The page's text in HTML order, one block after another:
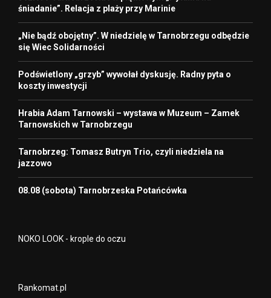
śniadanie”. Relacja z plaży przy Marinie
„Nie bądź obojętny”. W niedzielę w Tarnobrzegu odbędzie
się Wiec Solidarności
Podświetlony „grzyb” wywołał dyskusję. Radny pyta o
koszty inwestycji
Hrabia Adam Tarnowski – wystawa w Muzeum – Zamek
Tarnowskich w Tarnobrzegu
Tarnobrzeg: Tomasz Butryn Trio, czyli niedziela na
jazzowo
08.08 (sobota) Tarnobrzeska Potańcówka
NOKO LOOK - krople do oczu
Rankomat.pl